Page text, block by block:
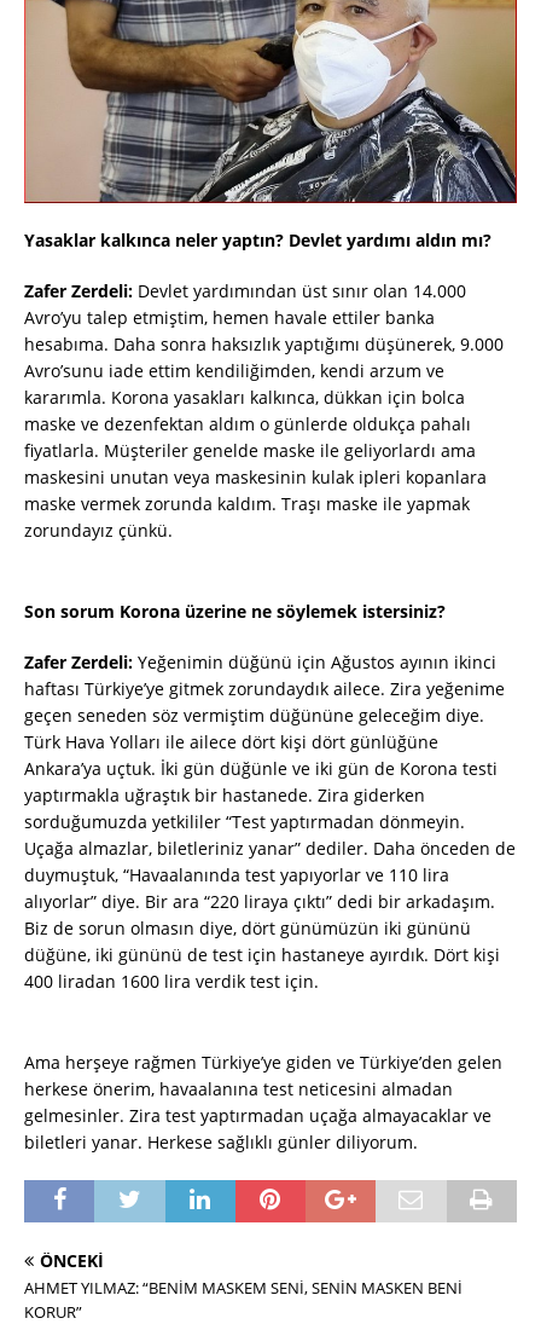
Yasaklar kalkınca neler yaptın? Devlet yardımı aldın mı?
Zafer Zerdeli: Devlet yardımından üst sınır olan 14.000
Avro’yu talep etmiştim, hemen havale ettiler banka
hesabıma. Daha sonra haksızlık yaptığımı düşünerek, 9.000
Avro’sunu iade ettim kendiliğimden, kendi arzum ve
kararımla. Korona yasakları kalkınca, dükkan için bolca
maske ve dezenfektan aldım o günlerde oldukça pahalı
fiyatlarla. Müşteriler genelde maske ile geliyorlardı ama
maskesini unutan veya maskesinin kulak ipleri kopanlara
maske vermek zorunda kaldım. Traşı maske ile yapmak
zorundayız çünkü.
Son sorum Korona üzerine ne söylemek istersiniz?
Zafer Zerdeli: Yeğenimin düğünü için Ağustos ayının ikinci
haftası Türkiye’ye gitmek zorundaydık ailece. Zira yeğenime
geçen seneden söz vermiştim düğününe geleceğim diye.
Türk Hava Yolları ile ailece dört kişi dört günlüğüne
Ankara’ya uçtuk. İki gün düğünle ve iki gün de Korona testi
yaptırmakla uğraştık bir hastanede. Zira giderken
sorduğumuzda yetkililer “Test yaptırmadan dönmeyin.
Uçağa almazlar, biletleriniz yanar” dediler. Daha önceden de
duymuştuk, “Havaalanında test yapıyorlar ve 110 lira
alıyorlar” diye. Bir ara “220 liraya çıktı” dedi bir arkadaşım.
Biz de sorun olmasın diye, dört günümüzün iki gününü
düğüne, iki gününü de test için hastaneye ayırdık. Dört kişi
400 liradan 1600 lira verdik test için.
Ama herşeye rağmen Türkiye’ye giden ve Türkiye’den gelen
herkese önerim, havaalanına test neticesini almadan
gelmesinler. Zira test yaptırmadan uçağa almayacaklar ve
biletleri yanar. Herkese sağlıklı günler diliyorum.
ÖNCEKI
AHMET YILMAZ: “BENİM MASKEM SENİ, SENİN MASKEN BENİ
KORUR”